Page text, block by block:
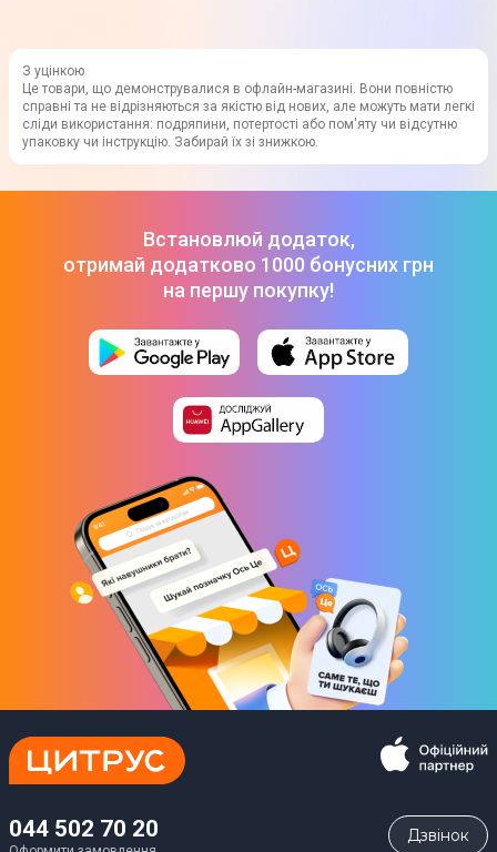
З уцінкою
Це товари, що демонструвалися в офлайн-магазині. Вони повністю
справні та не відрізняються за якістю від нових, але можуть мати легкі
сліди використання: подряпини, потертості або пом'яту чи відсутню
упаковку чи інструкцію. Забирай їх зі знижкою.
Встановлюй додаток,
отримай додатково 1000 бонусних грн
на першу покупку!
044 502 70 20 Дзвiнок